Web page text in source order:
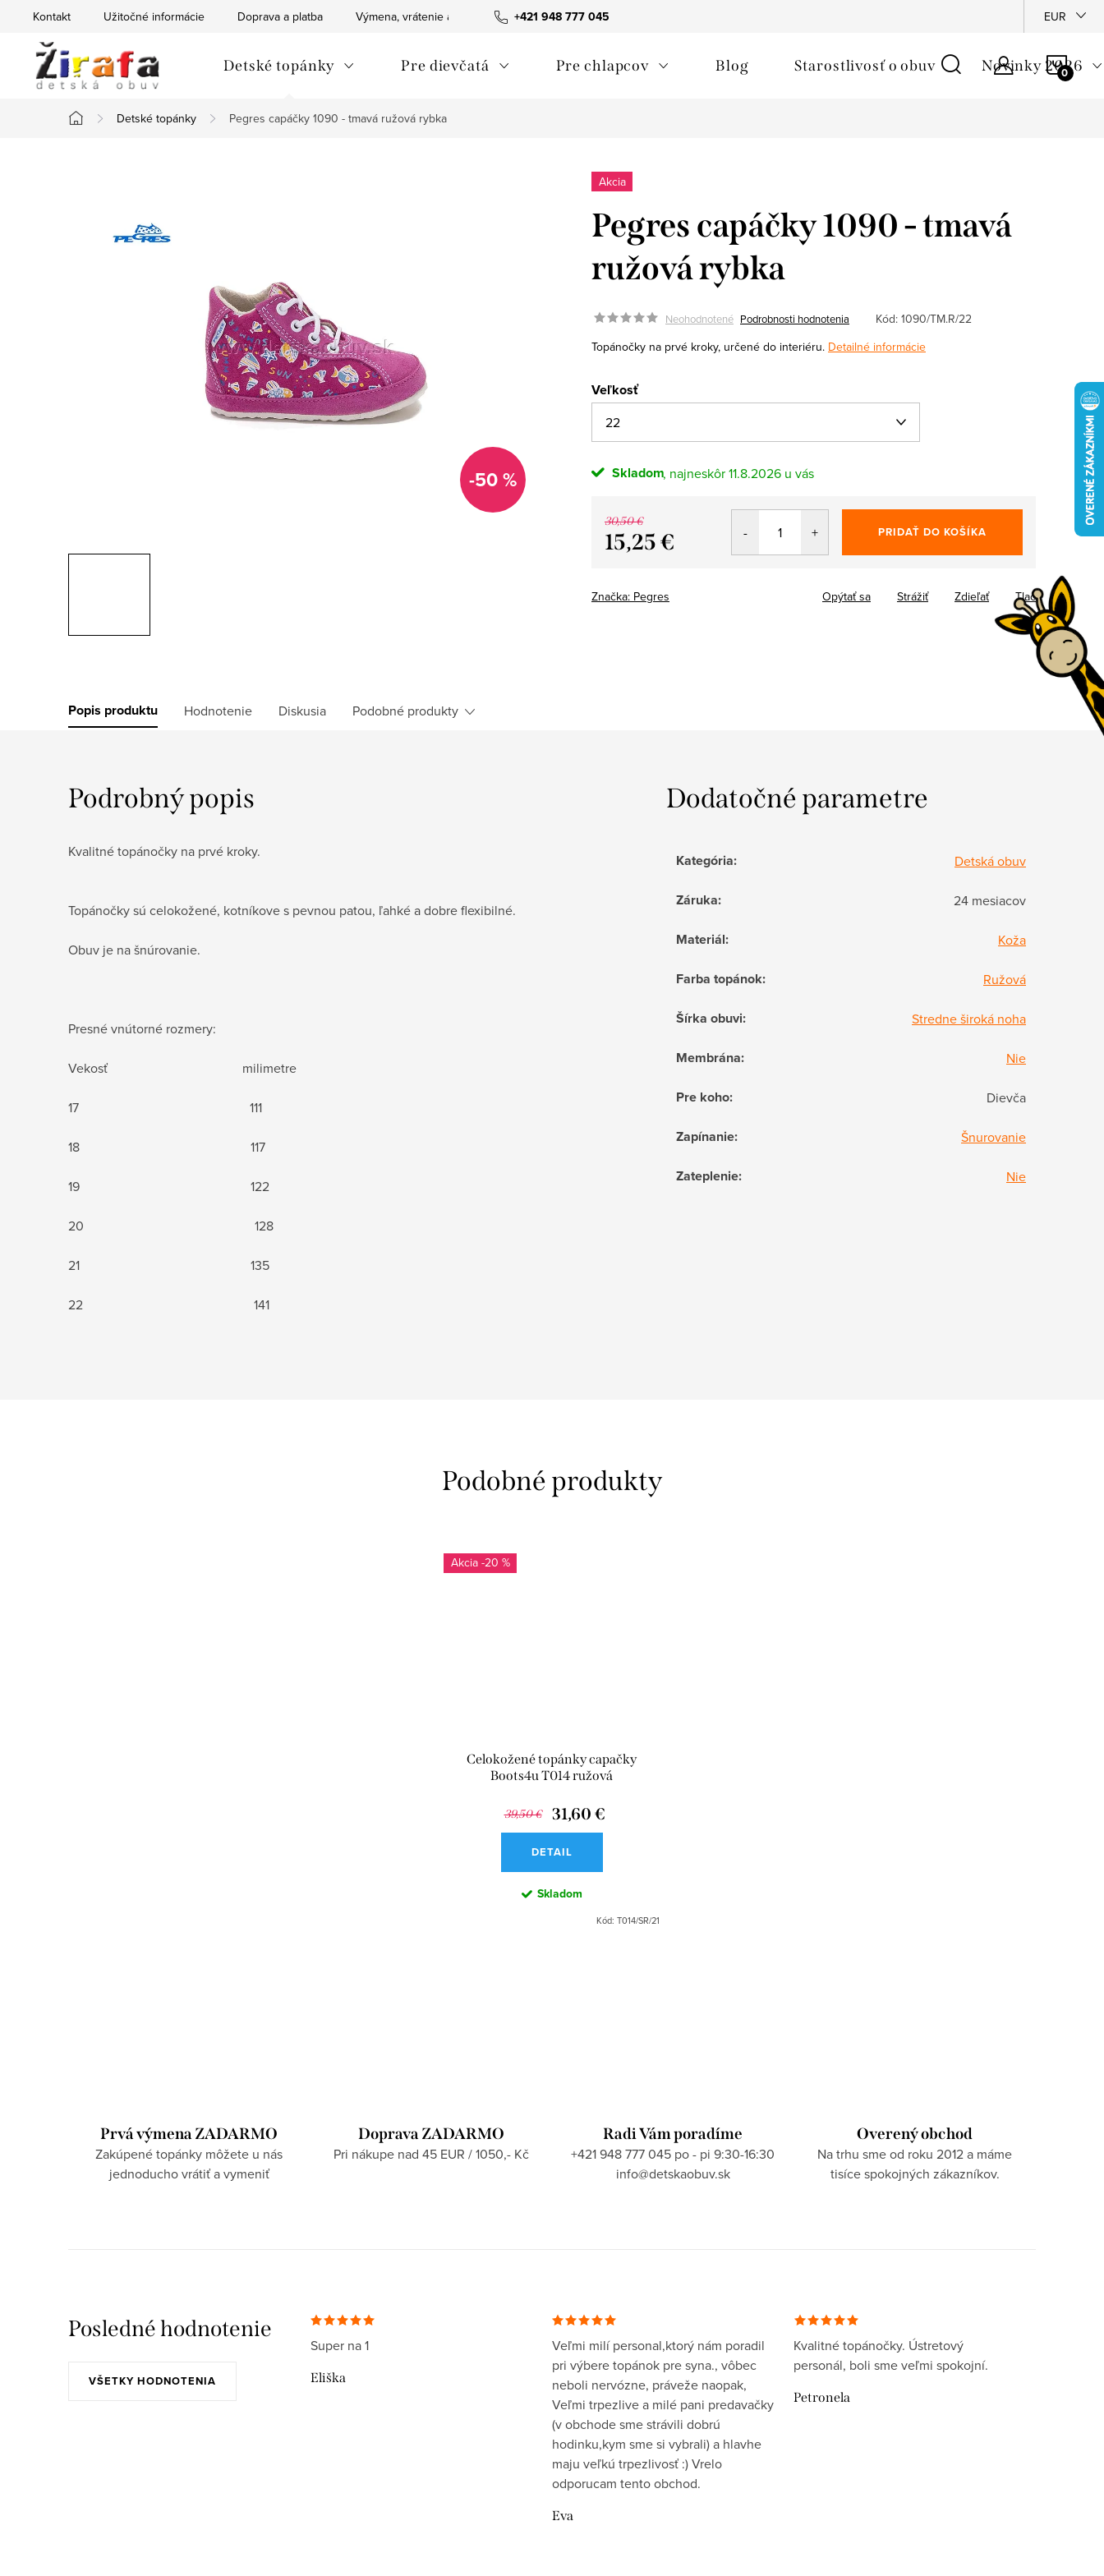
+421 948 777 045
Kontakt Užitočné informácie Doprava a platba Výmena, vrátenie a reklamácie tovaru Ako nakupovať Ochrana osobných
EUR
Detské topánky Pre dievčatá Pre chlapcov Blog Starostlivosť o obuv Novinky 2026
Domov
Detské topánky Pegres capáčky 1090 - tmavá ružová rybka
-50 %
Akcia
Pegres capáčky 1090 - tmavá
ružová rybka
Neohodnotené Podrobnosti hodnotenia Kód: 1090/TM.R/22
Topánočky na prvé kroky, určené do interiéru. Detailné informácie
Veľkosť
Skladom 11.8.2026
30,50 €
15,25 € PRIDAŤ DO KOŠÍKA
Značka: Pegres Tlač
Opýtať sa Strážiť Zdieľať
Popis produktu Hodnotenie Diskusia Podobné produkty
Podrobný popis
Kvalitné topánočky na prvé kroky.
Topánočky sú celokožené, kotníkove s pevnou patou, ľahké a dobre flexibilné.
Obuv je na šnúrovanie.
Presné vnútorné rozmery:
Vekosť milimetre
17 111
18 117
19 122
20 128
21 135
22 141
Dodatočné parametre
Kategória: Detská obuv
Záruka: 24 mesiacov
Materiál: Koža
Farba topánok: Ružová
Šírka obuvi: Stredne široká noha
Membrána: Nie
Pre koho: Dievča
Zapínanie: Šnurovanie
Zateplenie: Nie
-20 %
Celokožené topánky capačky
Boots4u T014 ružová
39,50 € 31,60 €
DETAIL
Skladom
Kód: T014/SR/21
Prvá výmena ZADARMO
Zakúpené topánky môžete u nás
jednoducho vrátiť a vymeniť
Doprava ZADARMO
Pri nákupe nad 45 EUR / 1050,- Kč
Radi Vám poradíme
+421 948 777 045 po - pi 9:30-16:30
info@detskaobuv.sk
Overený obchod
Na trhu sme od roku 2012 a máme
tisíce spokojných zákazníkov.
Posledné hodnotenie
VŠETKY HODNOTENIA
Super na 1
Eliška
Veľmi milí personal,ktorý nám poradil
pri výbere topánok pre syna., vôbec
neboli nervózne, práveže naopak,
Veľmi trpezlive a milé pani predavačky
(v obchode sme strávili dobrú
hodinku,kym sme si vybrali) a hlavhe
maju veľkú trpezlivosť :) Vrelo
odporucam tento obchod.
Eva
Kvalitné topánočky. Ústretový
personál, boli sme veľmi spokojní.
Petronela